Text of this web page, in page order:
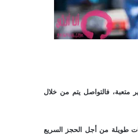
فالتواصل يتم من خلال
طويلة من أجل الحجز السريع